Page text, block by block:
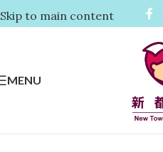
Skip to main content
MENU